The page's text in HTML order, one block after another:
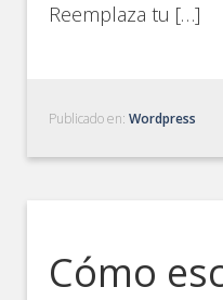
Reemplaza tu […]
Publicado en:Wordpress
Cómo